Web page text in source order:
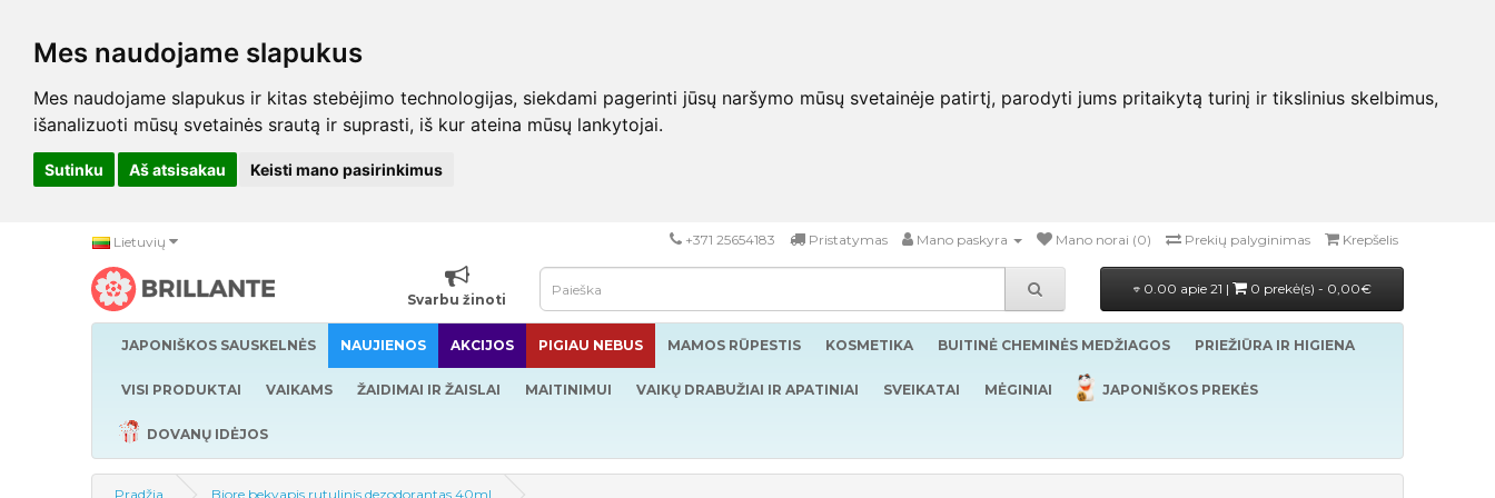
Mes naudojame slapukus
Mes naudojame slapukus ir kitas stebėjimo technologijas, siekdami pagerinti jūsų naršymo mūsų svetainėje patirtį, parodyti jums pritaikytą turinį ir tikslinius skelbimus,
išanalizuoti mūsų svetainės srautą ir suprasti, iš kur ateina mūsų lankytojai.
Sutinku Aš atsisakau Keisti mano pasirinkimus
Lietuvių +371 25654183 Pristatymas Mano paskyra Mano norai (0) Prekių palyginimas Krepšelis
Svarbu žinoti
0.00 apie 21 | 0 prekė(s) - 0,00€
JAPONIŠKOS SAUSKELNĖS NAUJIENOS AKCIJOS PIGIAU NEBUS MAMOS RŪPESTIS KOSMETIKA BUITINĖ CHEMINĖS MEDŽIAGOS PRIEŽIŪRA IR HIGIENA
VISI PRODUKTAI VAIKAMS ŽAIDIMAI IR ŽAISLAI MAITINIMUI VAIKŲ DRABUŽIAI IR APATINIAI SVEIKATAI MĖGINIAI JAPONIŠKOS PREKĖS
DOVANŲ IDĖJOS
Pradžia Biore bekvapis rutulinis dezodorantas 40ml